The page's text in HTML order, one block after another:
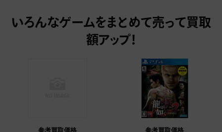
いろんなゲームをまとめて売って買取
額アップ！
参考買取価格 参考買取価格